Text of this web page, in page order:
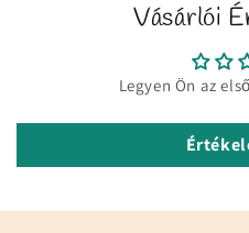
Vásárlói
Legyen Ön az